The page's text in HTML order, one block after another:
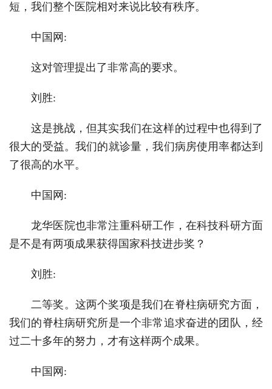
短，我们整个医院相对来说比较有秩序。
中国网:
这对管理提出了非常高的要求。
刘胜:
这是挑战，但其实我们在这样的过程中也得到了
很大的受益。我们的就诊量，我们病房使用率都达到
了很高的水平。
中国网:
龙华医院也非常注重科研工作，在科技科研方面
是不是有两项成果获得国家科技进步奖？
刘胜:
二等奖。这两个奖项是我们在脊柱病研究方面，
我们的脊柱病研究所是一个非常追求奋进的团队，经
过二十多年的努力，才有这样两个成果。
中国网: